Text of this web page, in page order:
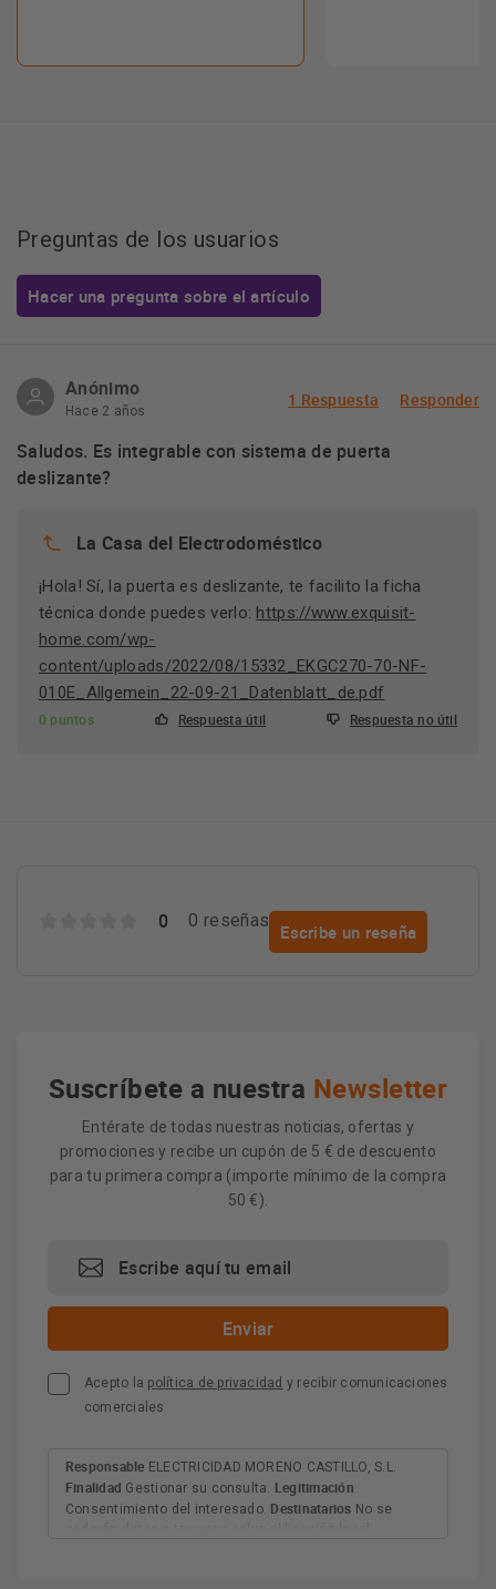
Preguntas de los usuarios
Hacer una pregunta sobre el artículo
Anónimo
Hace 2 años
1 Respuesta Responder
Saludos. Es integrable con sistema de puerta
deslizante?
La Casa del Electrodoméstico
¡Hola! Sí, la puerta es deslizante, te facilito la ficha
técnica donde puedes verlo: https://www.exquisit-
home.com/wp-
content/uploads/2022/08/15332_EKGC270-70-NF-
010E_Allgemein_22-09-21_Datenblatt_de.pdf
0 puntos Respuesta útil Respuesta no útil
0 0 reseñas
Escribe un reseña
Suscríbete a nuestra Newsletter
Entérate de todas nuestras noticias, ofertas y
promociones y recibe un cupón de 5 € de descuento
para tu primera compra (importe mínimo de la compra
50 €).
Acepto la política de privacidad y recibir comunicaciones
comerciales
Responsable ELECTRICIDAD MORENO CASTILLO, S.L.
Finalidad Gestionar su consulta. Legitimación
Consentimiento del interesado. Destinatarios No se